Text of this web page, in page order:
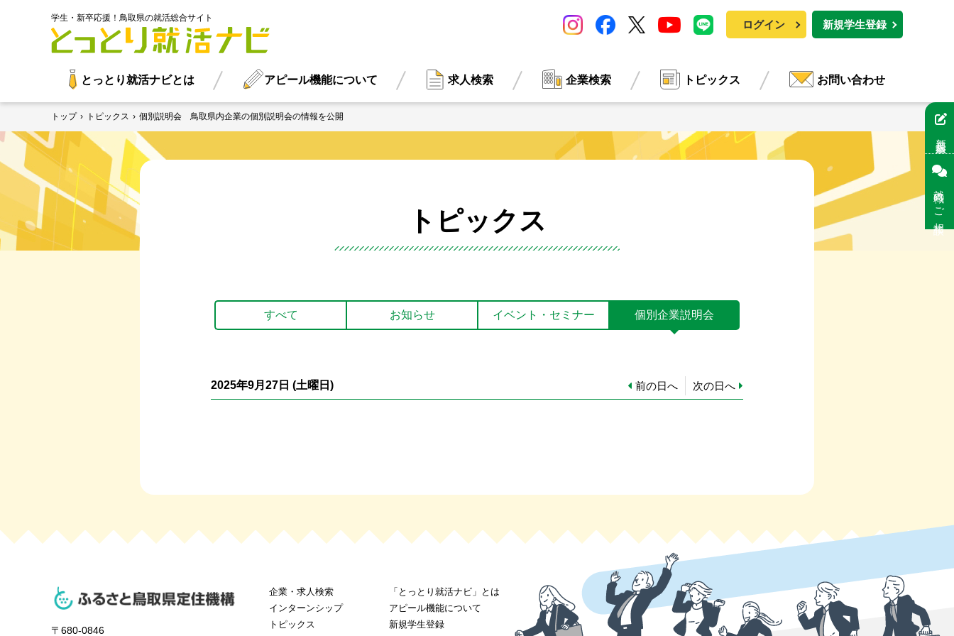
学生・新卒応援！鳥取県の就活総合サイト
ログイン 新規学生登録
とっとり就活ナビとは アピール機能について 求人検索 企業検索 トピックス お問い合わせ
新規学生登録
就職のご相談
トップ › トピックス › 個別説明会 鳥取県内企業の個別説明会の情報を公開
トピックス
すべて お知らせ イベント・ セミナー 個別企業説明会
2025年9月27日 (土曜日 ) 前の日へ 次の日へ
〒680-0846
企業・求人検索
インターンシップ
トピックス
「とっとり就活ナビ」とは
アピール機能について
新規学生登録